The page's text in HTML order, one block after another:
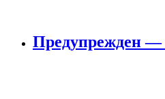
Предупрежден —